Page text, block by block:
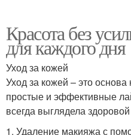
Красота без
для каждого дня
Уход за кожей
Уход за кожей – это
простые и эффективные
всегда выглядела
1. Удаление макияжа с